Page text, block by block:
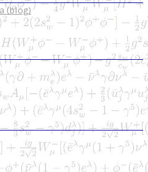
(blog)